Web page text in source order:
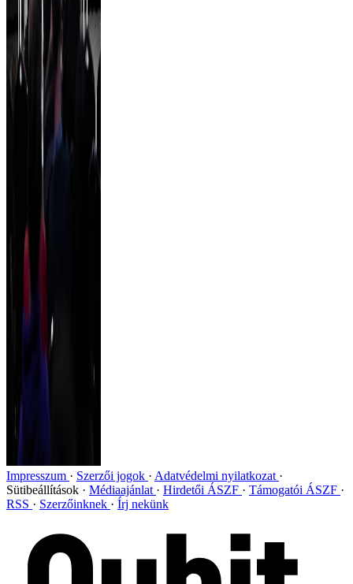
Impresszum Szerzői jogok
Adatvédelmi nyilatkozat
Sütibeállítások
Médiaajánlat Hirdetői ÁSZF
Támogatói ÁSZF
RSS
Szerzőinknek Írj nekünk